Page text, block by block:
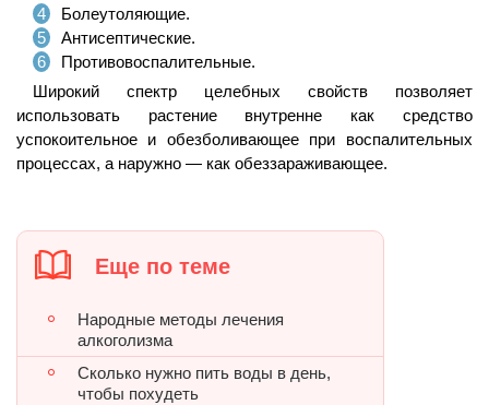
Болеутоляющие.
Антисептические.
Противовоспалительные.
Широкий спектр целебных свойств позволяет
использовать растение внутренне как средство
успокоительное и обезболивающее при воспалительных
процессах, а наружно — как обеззараживающее.
Еще по теме
Народные методы лечения
алкоголизма
Сколько нужно пить воды в день,
чтобы похудеть